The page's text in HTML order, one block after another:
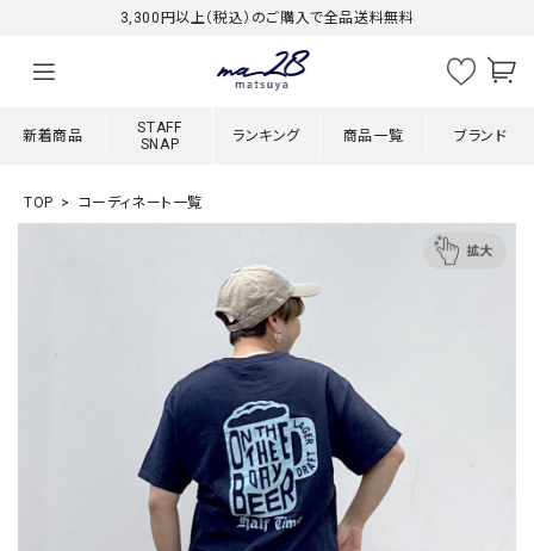
3,300円以上（税込）のご購入で全品送料無料
新着商品
STAFF
SNAP
ランキング 商品一覧 ブランド
TOP コーディネート一覧